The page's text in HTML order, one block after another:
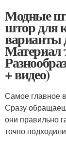
Модные
штор для
варианты
Материал
+ видео)
Самое главное
Сразу
они правильно
точно